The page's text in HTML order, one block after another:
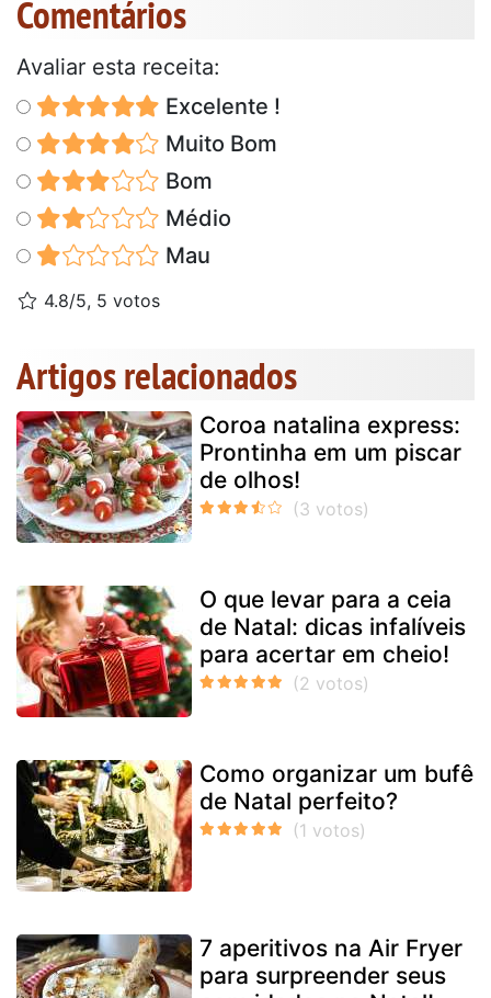
Comentários
Avaliar esta receita:
Excelente !
Muito Bom
Bom
Médio
Mau
4.8/5, 5 votos
Artigos relacionados
Coroa natalina express:
Prontinha em um piscar
de olhos!
O que levar para a ceia
de Natal: dicas infalíveis
para acertar em cheio!
Como organizar um bufê
de Natal perfeito?
7 aperitivos na Air Fryer
para surpreender seus